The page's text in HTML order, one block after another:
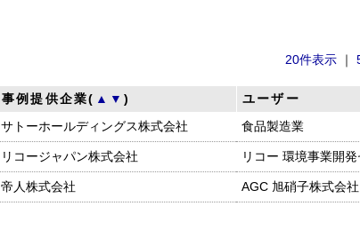
20件表示 ｜
事例提供企業( ▲ ▼)
ユーザー
サトーホールディングス株式会社 食品製造業
リコージャパン株式会社 リコー 環境事業開
帝人株式会社 AGC 旭硝子株式会社